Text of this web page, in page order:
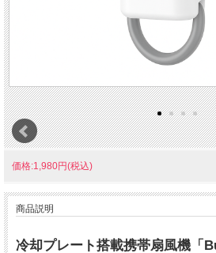
価格:1,980円(税込)
商品説明
冷却プレート搭載携帯扇風機「